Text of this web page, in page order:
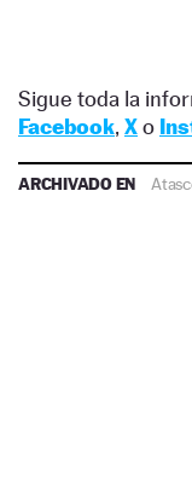
Sigue toda la
Facebook, Xo
ARCHIVADO EN